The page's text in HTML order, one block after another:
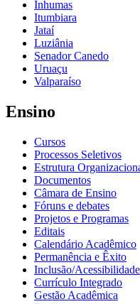
Inhumas
Itumbiara
Jataí
Luziânia
Senador Canedo
Uruaçu
Valparaíso
Ensino
Cursos
Processos Seletivos
Estrutura
Documentos
Câmara de Ensino
Fóruns e debates
Projetos e Programas
Editais
Calendário Acadêmico
Permanência e Êxito
Inclusão/Acessibilidade
Currículo Integrado
Gestão Acadêmica